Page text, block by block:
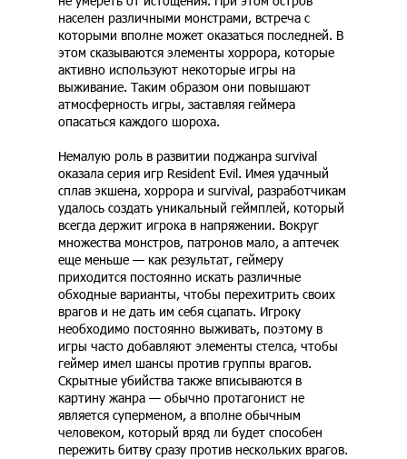
населен различными монстрами, встреча с
которыми вполне может оказаться последней. В
этом сказываются элементы хоррора, которые
активно используют некоторые игры на
выживание. Таким образом они повышают
атмосферность игры, заставляя геймера
опасаться каждого шороха.
Немалую роль в развитии поджанра survival
оказала серия игр Resident Evil. Имея удачный
сплав экшена, хоррора и survival, разработчикам
удалось создать уникальный геймплей, который
всегда держит игрока в напряжении. Вокруг
множества монстров, патронов мало, а аптечек
еще меньше — как результат, геймеру
приходится постоянно искать различные
обходные варианты, чтобы перехитрить своих
врагов и не дать им себя сцапать. Игроку
необходимо постоянно выживать, поэтому в
игры часто добавляют элементы стелса, чтобы
геймер имел шансы против группы врагов.
Скрытные убийства также вписываются в
картину жанра — обычно протагонист не
является суперменом, а вполне обычным
человеком, который вряд ли будет способен
пережить битву сразу против нескольких врагов.